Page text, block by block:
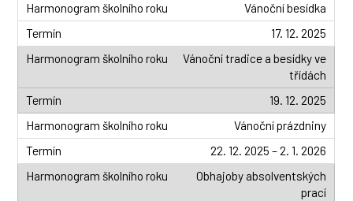
Vánoční besídka
17. 12. 2025
Vánoční tradice a besídky ve
třídách
19. 12. 2025
Vánoční prázdniny
22. 12. 2025 – 2. 1. 2026
Obhajoby absolventských
prací